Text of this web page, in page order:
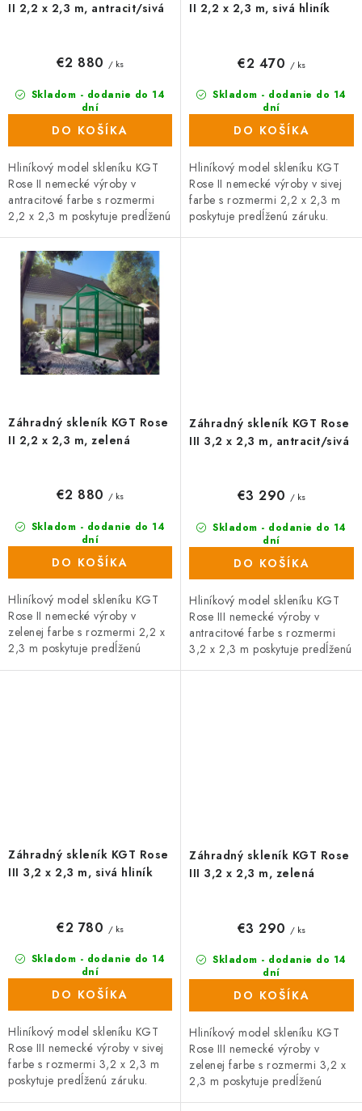
v
t
II 2,2 x 2,3 m, antracit/sivá
Skladom - dodanie do 14
dní
€2 880 / ks
DO KOŠÍKA
Hliníkový model skleníku KGT
Rose II nemecké výroby v
antracitové farbe s rozmermi
2,2 x 2,3 m poskytuje predĺženú
ISO majú...
II 2,2 x 2,3 m, sivá hliník
Skladom - dodanie do 14
dní
€2 470 / ks
DO KOŠÍKA
Hliníkový model skleníku KGT
Rose II nemecké výroby v sivej
farbe s rozmermi 2,2 x 2,3 m
poskytuje predĺženú záruku.
Záhradný skleník KGT Rose
II 2,2 x 2,3 m, zelená
Skladom - dodanie do 14
dní
€2 880 / ks
DO KOŠÍKA
Hliníkový model skleníku KGT
Rose II nemecké výroby v
zelenej farbe s rozmermi 2,2 x
2,3 m poskytuje predĺženú
Záhradný skleník KGT Rose
III 3,2 x 2,3 m, antracit/sivá
Skladom - dodanie do 14
dní
€3 290 / ks
DO KOŠÍKA
Hliníkový model skleníku KGT
Rose III nemecké výroby v
antracitové farbe s rozmermi
3,2 x 2,3 m poskytuje predĺženú
Záhradný skleník KGT Rose
III 3,2 x 2,3 m, sivá hliník
Skladom - dodanie do 14
dní
€2 780 / ks
DO KOŠÍKA
Hliníkový model skleníku KGT
Rose III nemecké výroby v sivej
farbe s rozmermi 3,2 x 2,3 m
poskytuje predĺženú záruku.
Záhradný skleník KGT Rose
III 3,2 x 2,3 m, zelená
Skladom - dodanie do 14
dní
€3 290 / ks
DO KOŠÍKA
Hliníkový model skleníku KGT
Rose III nemecké výroby v
zelenej farbe s rozmermi 3,2 x
2,3 m poskytuje predĺženú